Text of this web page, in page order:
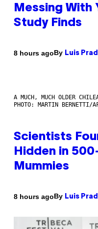
Messing With
Study Finds
8 hours agoBy Luis
A MUCH, MUCH OLDER
PHOTO: MARTIN BERNETTI/
Scientists
Hidden in
Mummies
8 hours agoBy Luis